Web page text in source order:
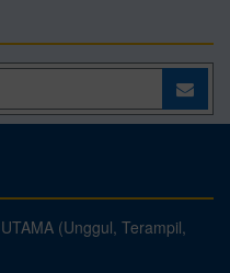
(Unggul, Terampil,